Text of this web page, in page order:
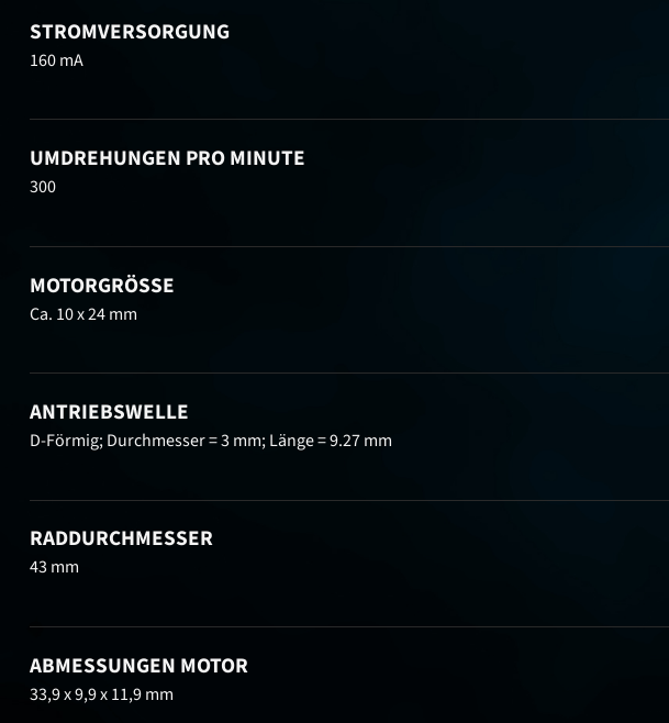
STROMVERSORGUNG
160 mA
UMDREHUNGEN PRO MINUTE
300
MOTORGRÖSSE
Ca. 10 x 24 mm
ANTRIEBSWELLE
D-Förmig; Durchmesser = 3 mm; Länge = 9.27 mm
RADDURCHMESSER
43 mm
ABMESSUNGEN MOTOR
33,9 x 9,9 x 11,9 mm